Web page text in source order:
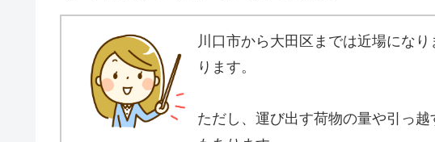
川口市から大田区までは近場にな
ります。
ただし、運び出す荷物の量や引っ